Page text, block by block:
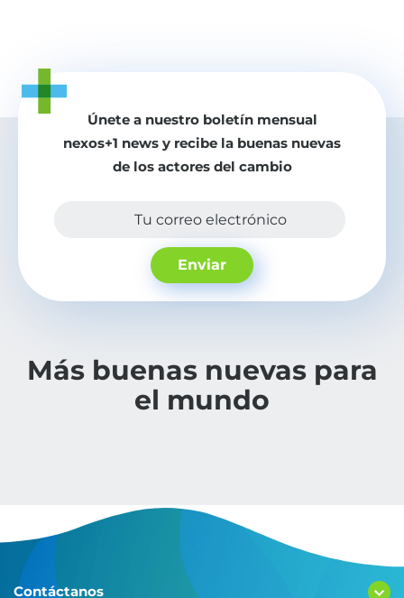
Únete a nuestro boletín mensual
nexos+1 news y recibe la buenas nuevas
de los actores del cambio
Tu correo electrónico
Enviar
Más buenas nuevas para
el mundo
Contáctanos